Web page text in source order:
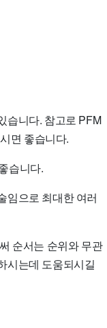
습니다. 참고로 PFM
면 좋습니다.
습니다.
임으로 최대한 여러
순서는 순위와 무관
시는데 도움되시길